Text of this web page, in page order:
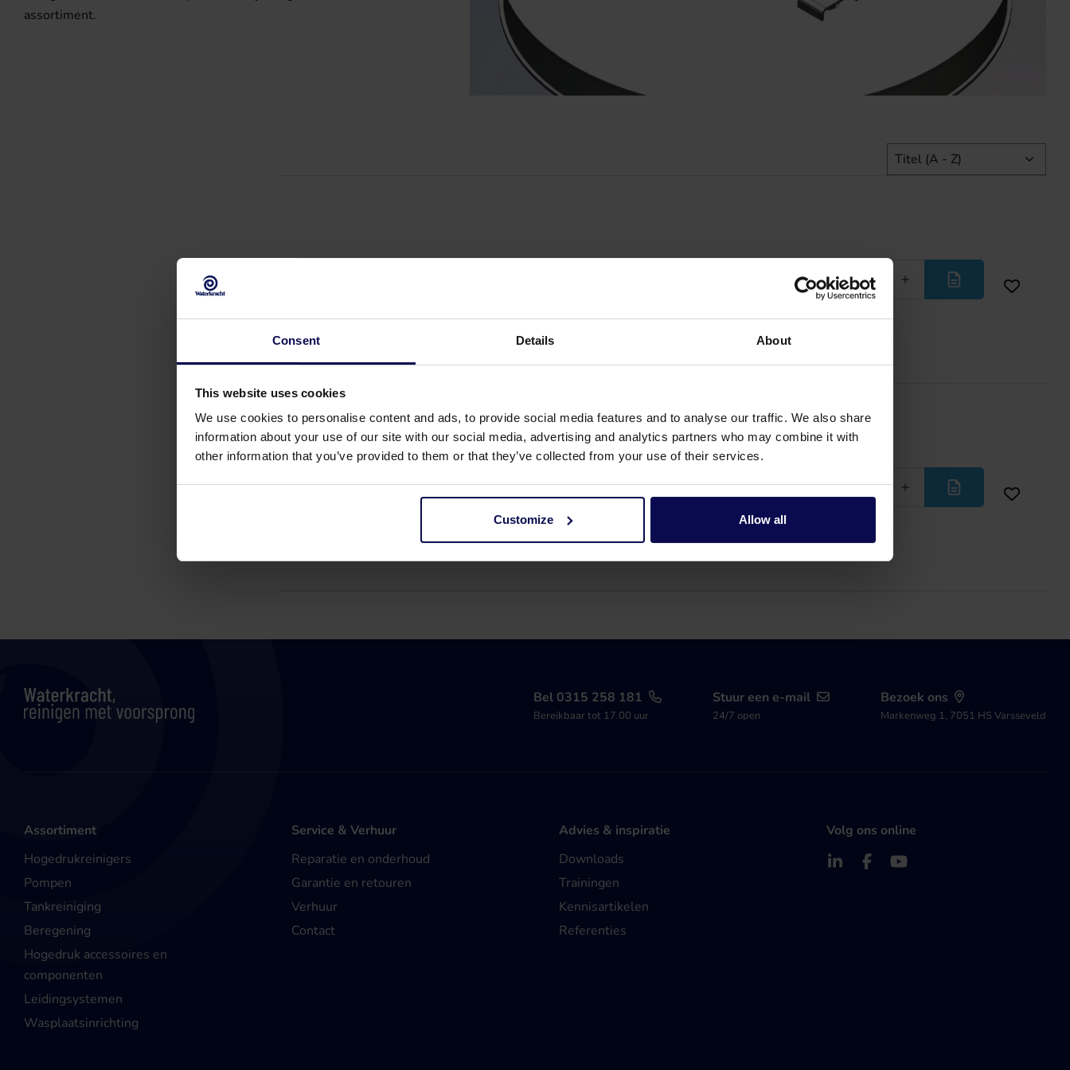
Consent Details About
This website uses cookies
We use cookies to personalise content and ads, to provide social media features and to analyse our traffic. We also share
information about your use of our site with our social media, advertising and analytics partners who may combine it with
other information that you’ve provided to them or that they’ve collected from your use of their services.
Customize Allow all
assortiment.
Minder
Artikelnummer 290208000
Minder
Bel 0315 258 181
Bereikbaar tot 17.00 uur
Stuur een e-mail
24/7 open
Bezoek ons
Markenweg 1, 7051 HS Varsseveld
Assortiment
Hogedrukreinigers
Pompen
Tankreiniging
Beregening
Hogedruk accessoires en
componenten
Leidingsystemen
Wasplaatsinrichting
Service & Verhuur
Reparatie en onderhoud
Garantie en retouren
Verhuur
Contact
Advies & inspiratie
Downloads
Trainingen
Kennisartikelen
Referenties
Volg ons online